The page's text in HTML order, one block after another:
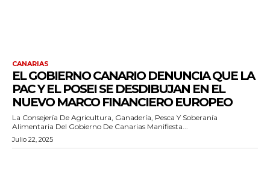
CANARIAS
EL GOBIERNO CANARIO DENUNCIA QUE LA
PAC Y EL POSEI SE DESDIBUJAN EN EL
NUEVO MARCO FINANCIERO EUROPEO
La Consejería De Agricultura, Ganadería, Pesca Y Soberanía
Alimentaria Del Gobierno De Canarias Manifiesta...
Julio 22, 2025